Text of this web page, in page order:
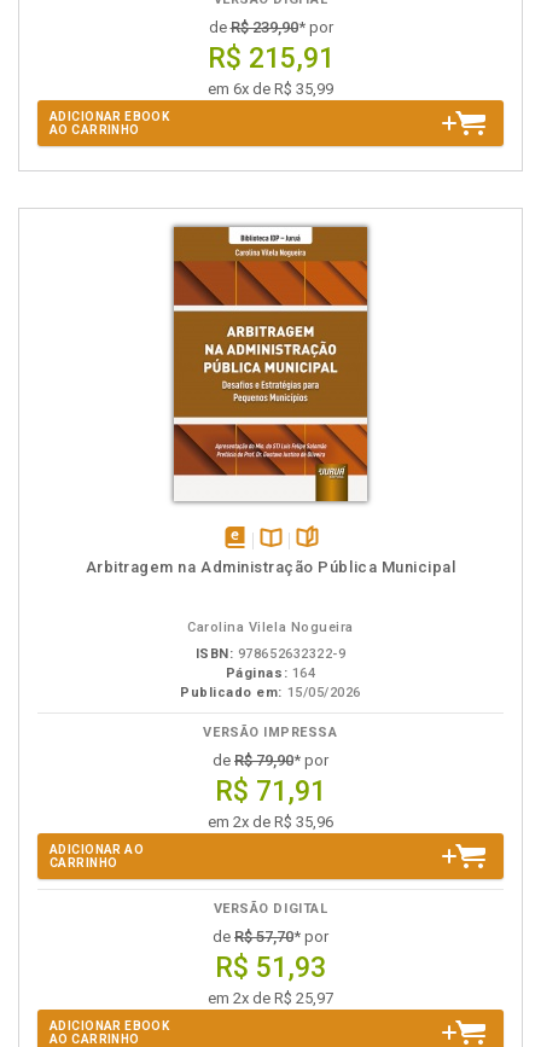
deR$ 239,90* por
R$ 215,91
em 6x de R$ 35,99
ADICIONAR EBOOK
AO CARRINHO
disponível
Disponível
páginas
Arbitragem na Administração Pública Municipal
Carolina Vilela Nogueira
ISBN: 978652632322-9
Páginas: 164
Publicado em: 15/05/2026
VERSÃO IMPRESSA
de R$ 79,90* por
R$ 71,91
em 2x de R$ 35,96
ADICIONAR AO
CARRINHO
VERSÃO DIGITAL
de R$ 57,70* por
R$ 51,93
em 2x de R$ 25,97
ADICIONAR EBOOK
AO CARRINHO